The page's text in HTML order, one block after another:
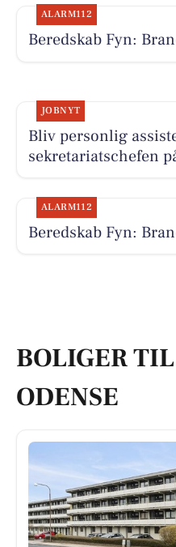
ALARM112
Beredskab Fyn:
JOBNYT
Bliv personlig
sekretariatschefen
ALARM112
Beredskab Fyn:
BOLIGER
ODENSE